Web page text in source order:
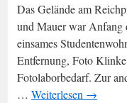
Das Gelände am
und Mauer war Anfang
einsames
Entfernung, Foto
Fotolaborbedarf. Zur
… Weiterlesen →